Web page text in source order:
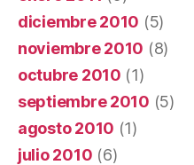
diciembre 2010 (5)
noviembre 2010 (8)
octubre 2010 (1)
septiembre 2010 (5)
agosto 2010 (1)
julio 2010 (6)